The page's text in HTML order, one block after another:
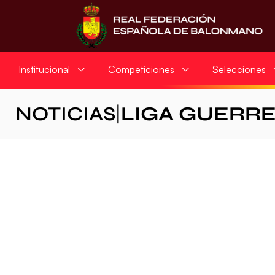
Institucional Competiciones Selecciones
NOTICIAS LIGA